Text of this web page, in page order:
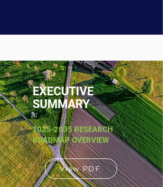
EXECUTIVE
SUMMARY
2025-2035RESEARCH
ROADMAP OVERVIEW
View PDF